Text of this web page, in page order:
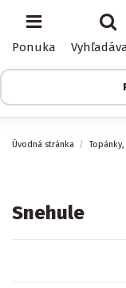
Ponuka
Úvodná stránka
Snehule